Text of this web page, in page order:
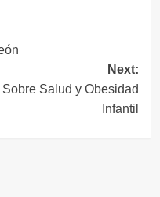
Next:
Salud y Obesidad
Infantil